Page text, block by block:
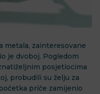
metala, zainteresovane
je dvoboj. Pogledom
posjetiocima
probudili su želju za
priče zamijenio